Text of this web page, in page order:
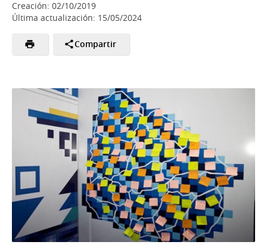
Creación: 02/10/2019
Última actualización: 15/05/2024
Compartir